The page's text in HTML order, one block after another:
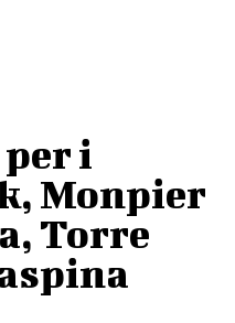
i
Monpier
Torre